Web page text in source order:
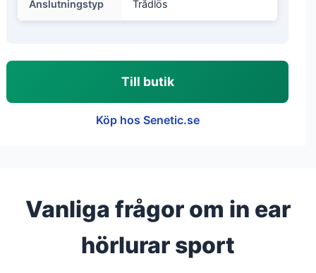
Anslutningstyp Trådlös
Till butik
Köp hos Senetic.se
Vanliga frågor om in ear
hörlurar sport